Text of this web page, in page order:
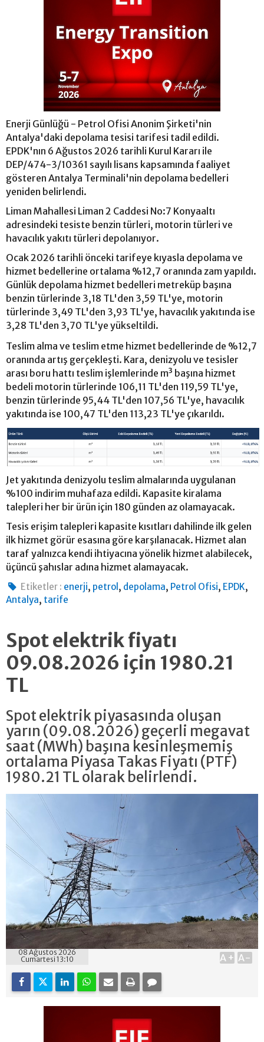
Enerji Günlüğü - Petrol Ofisi Anonim Şirketi'nin
Antalya'daki depolama tesisi tarifesi tadil edildi.
EPDK'nın 6 Ağustos 2026 tarihli Kurul Kararı ile
DEP/474-3/10361 sayılı lisans kapsamında faaliyet
gösteren Antalya Terminali'nin depolama bedelleri
yeniden belirlendi.
Liman Mahallesi Liman 2 Caddesi No:7 Konyaaltı
adresindeki tesiste benzin türleri, motorin türleri ve
havacılık yakıtı türleri depolanıyor.
Ocak 2026 tarihli önceki tarifeye kıyasla depolama ve
hizmet bedellerine ortalama %12,7 oranında zam yapıldı.
Günlük depolama hizmet bedelleri metreküp başına
benzin türlerinde 3,18 TL'den 3,59 TL'ye, motorin
türlerinde 3,49 TL'den 3,93 TL'ye, havacılık yakıtında ise
3,28 TL'den 3,70 TL'ye yükseltildi.
Teslim alma ve teslim etme hizmet bedellerinde de %12,7
oranında artış gerçekleşti. Kara, denizyolu ve tesisler
arası boru hattı teslim işlemlerinde m³ başına hizmet
bedeli motorin türlerinde 106,11 TL'den 119,59 TL'ye,
benzin türlerinde 95,44 TL'den 107,56 TL'ye, havacılık
yakıtında ise 100,47 TL'den 113,23 TL'ye çıkarıldı.
Jet yakıtında denizyolu teslim almalarında uygulanan
%100 indirim muhafaza edildi. Kapasite kiralama
talepleri her bir ürün için 180 günden az olamayacak.
Tesis erişim talepleri kapasite kısıtları dahilinde ilk gelen
ilk hizmet görür esasına göre karşılanacak. Hizmet alan
taraf yalnızca kendi ihtiyacına yönelik hizmet alabilecek,
üçüncü şahıslar adına hizmet alamayacak.
Etiketler : enerji, petrol , depolama, Petrol Ofisi, EPDK,
Antalya, tarife
Spot elektrik fiyatı
09.08.2026 için 1980.21
TL
Spot elektrik piyasasında oluşan
yarın (09.08.2026) geçerli megavat
saat (MWh) başına kesinleşmemiş
ortalama Piyasa Takas Fiyatı (PTF)
1980.21 TL olarak belirlendi.
08 Ağustos 2026
Cumartesi 13:10
A+ A-